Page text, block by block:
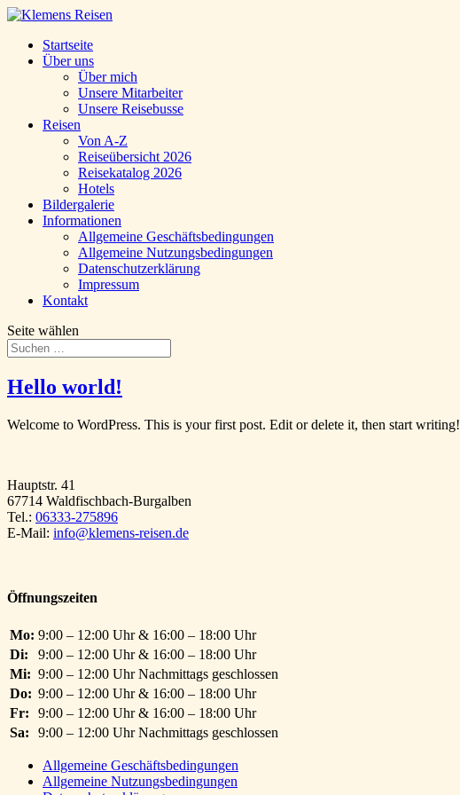
Startseite
Über uns
Über mich
Unsere Mitarbeiter
Unsere Reisebusse
Reisen
Von A-Z
Reiseübersicht 2026
Reisekatalog 2026
Hotels
Bildergalerie
Informationen
Allgemeine Geschäftsbedingungen
Allgemeine Nutzungsbedingungen
Datenschutzerklärung
Impressum
Kontakt
Seite wählen
Hello world!
Welcome to WordPress. This is your first post. Edit or delete it, then start writing!
Hauptstr. 41
67714 Waldfischbach-Burgalben
Tel.: 06333-275896
E-Mail: info@klemens-reisen.de
Öffnungszeiten
Mo: 9:00 – 12:00 Uhr & 16:00 – 18:00 Uhr
Di:
9:00 – 12:00 Uhr & 16:00 – 18:00 Uhr
Mi: 9:00 – 12:00 Uhr Nachmittags geschlossen
Do: 9:00 – 12:00 Uhr & 16:00 – 18:00 Uhr
Fr:
9:00 – 12:00 Uhr & 16:00 – 18:00 Uhr
Sa:
9:00 – 12:00 Uhr Nachmittags geschlossen
Allgemeine Geschäftsbedingungen
Allgemeine Nutzungsbedingungen